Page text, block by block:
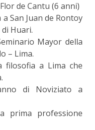
de Cantu (6 anni)
San Juan de Rontoy
Huari.
Mayor della
– Lima.
filosofia a Lima che
di Noviziato a
prima professione